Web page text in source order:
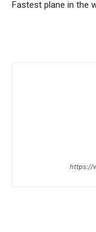
Fastest plane in the
https://